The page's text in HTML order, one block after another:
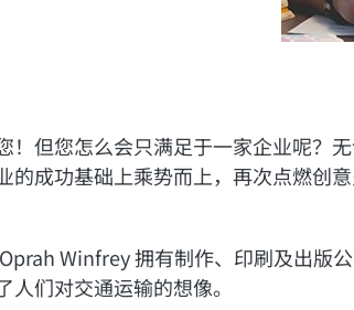
但您怎么会只满足于一家企业呢？
成功基础上乘势而上，再次点燃创
Winfrey 拥有制作、印刷及出版
们对交通运输的想像。